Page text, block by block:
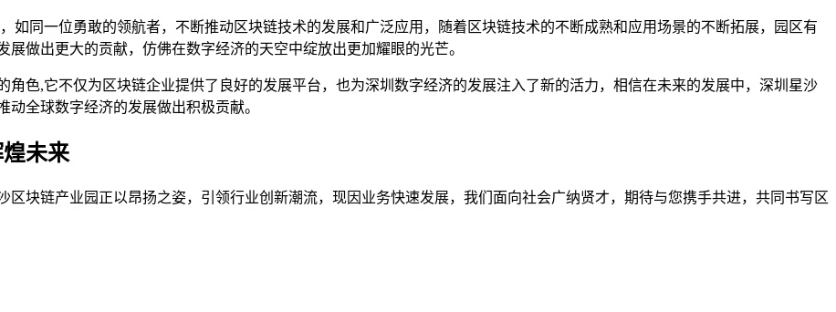
如同一位勇敢的领航者，不断推动区块链技术的发展和广泛应用，随着区块链技术的不断成熟和应用场景的不断拓展，园区有
做出更大的贡献，仿佛在数字经济的天空中绽放出更加耀眼的光芒。
色,它不仅为区块链企业提供了良好的发展平台，也为深圳数字经济的发展注入了新的活力，相信在未来的发展中，深圳星沙
全球数字经济的发展做出积极贡献。
未来
块链产业园正以昂扬之姿，引领行业创新潮流，现因业务快速发展，我们面向社会广纳贤才，期待与您携手共进，共同书写区